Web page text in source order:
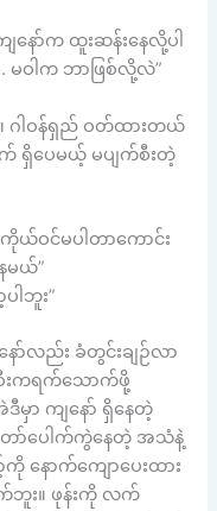
နော်က ထူးဆန်းနေလို့ပါ
ဝါက ဘာဖြစ်လို့လဲ”
ဂါဝန်ရှည် ဝတ်ထားတယ်
ပေမယ့် မပျက်စီးတဲ့
ကိုယ်ဝင်မပါတာကောင်း
မယ်”
ါဘူး”
ော်လည်း ခံတွင်းချဉ်လာ
စီးကရက်သောက်ဖို့
ကျနော် ရှိနေတဲ့
ော်ပေါက်ကွဲနေတဲ့ အသံနဲ့
ကို နောက်ကျောပေးထား
ဘူး။ ဖုန်းကို လက်